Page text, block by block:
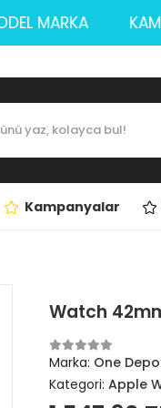
MODEL MARKA
Kampanyalar
Watch
Marka: One
Kategori:Apple